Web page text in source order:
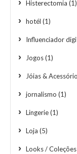
Histerectomia (1)
hotél (1)
Influenciador
Jogos(1)
Jóias &
jornalismo (1)
Lingerie(1)
Loja (5)
Looks / Coleções